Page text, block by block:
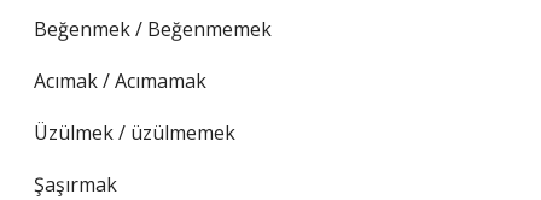
Beğenmek / Beğenmemek
Acımak / Acımamak
Üzülmek / üzülmemek
Şaşırmak